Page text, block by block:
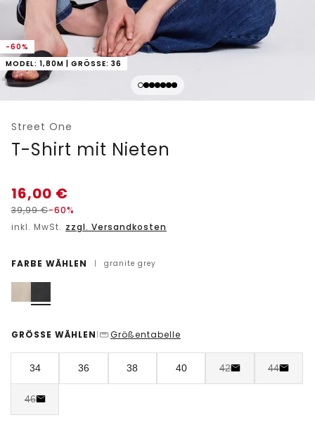
-60%
MODEL: 1,80M | GRÖSSE: 36
Street One
T-Shirt mit Nieten
16,00 €
39,99€-60%
inkl. MwSt. zzgl. Versandkosten
FARBE WÄHLEN | granite grey
GRÖSSE WÄHLEN | Größentabelle
34 36 38 40 42 44
46